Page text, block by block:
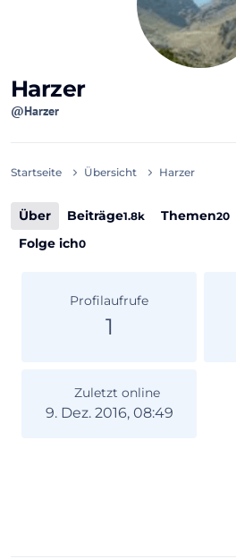
Harzer
@Harzer
Startseite Übersicht Harzer
Über Beiträge1.8k Themen20
Folge ich0
Profilaufrufe
1
Zuletzt online
9. Dez. 2016, 08:49